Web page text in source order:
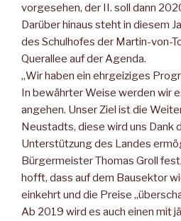
vorgesehen, der II. soll dann
Darüber hinaus steht in diesem
des Schulhofes der Martin-von-
Querallee auf der Agenda.
„Wir haben ein ehrgeiziges
In bewährter Weise werden wir
angehen. Unser Ziel ist die
Neustadts, diese wird uns Dank
Unterstützung des Landes
Bürgermeister Thomas Groll
hofft, dass auf dem Bausektor
einkehrt und die Preise
Ab 2019 wird es auch einen mit